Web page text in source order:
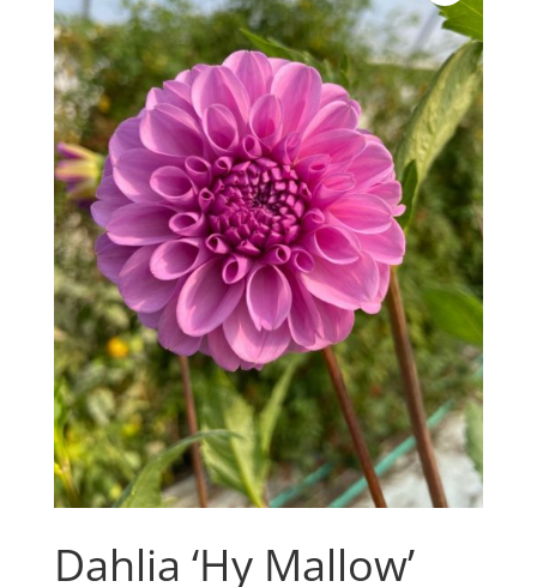
Dahlia ‘Hy Mallow’